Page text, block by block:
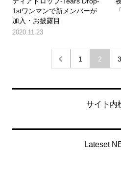
1stワンマンで新メンバーが
加入・お披露目
2020.11.23
 1 2 3
サイト内
Lateset